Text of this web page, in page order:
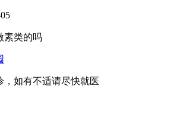
，如有不适请尽快就医